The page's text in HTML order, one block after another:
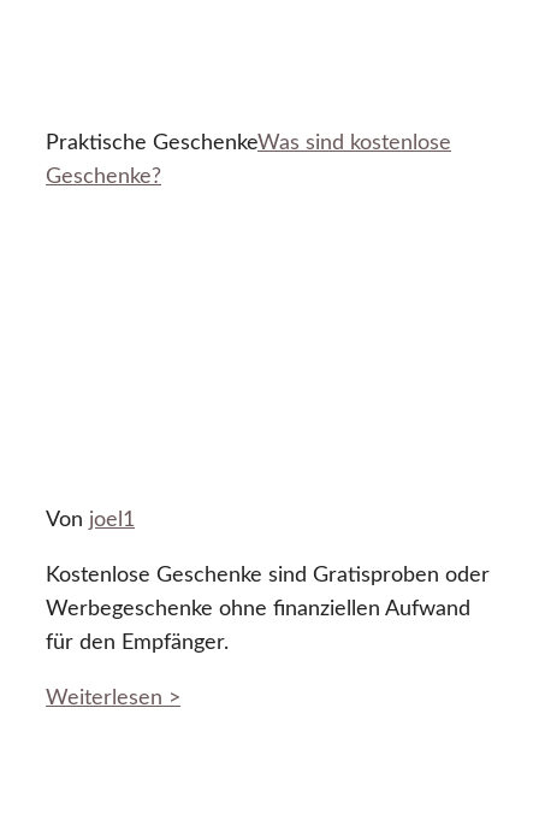
Praktische GeschenkeWas sind kostenlose
Geschenke?
Von joel1
Kostenlose Geschenke sind Gratisproben oder
Werbegeschenke ohne finanziellen Aufwand
für den Empfänger.
Weiterlesen >